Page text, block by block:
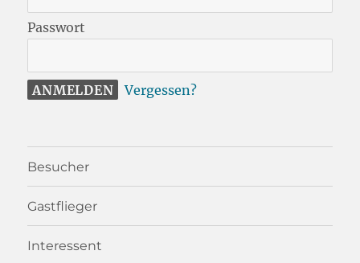
Passwort
Vergessen?
Besucher
Gastflieger
Interessent